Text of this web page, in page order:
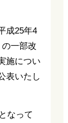
成25年4
一部改
施につい
表いたし
なって